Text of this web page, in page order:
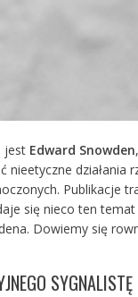
jest Edward Snowden
nieetyczne działania
Publikacje
się nieco ten
Dowiemy się
SYGNALISTĘ